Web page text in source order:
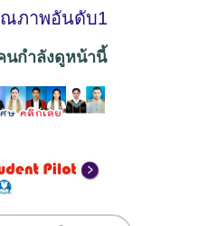
ภาพอันดับ1
นกำลังดูหน้านี้